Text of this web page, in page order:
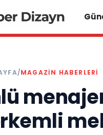
/MAGAZIN HABERLERI